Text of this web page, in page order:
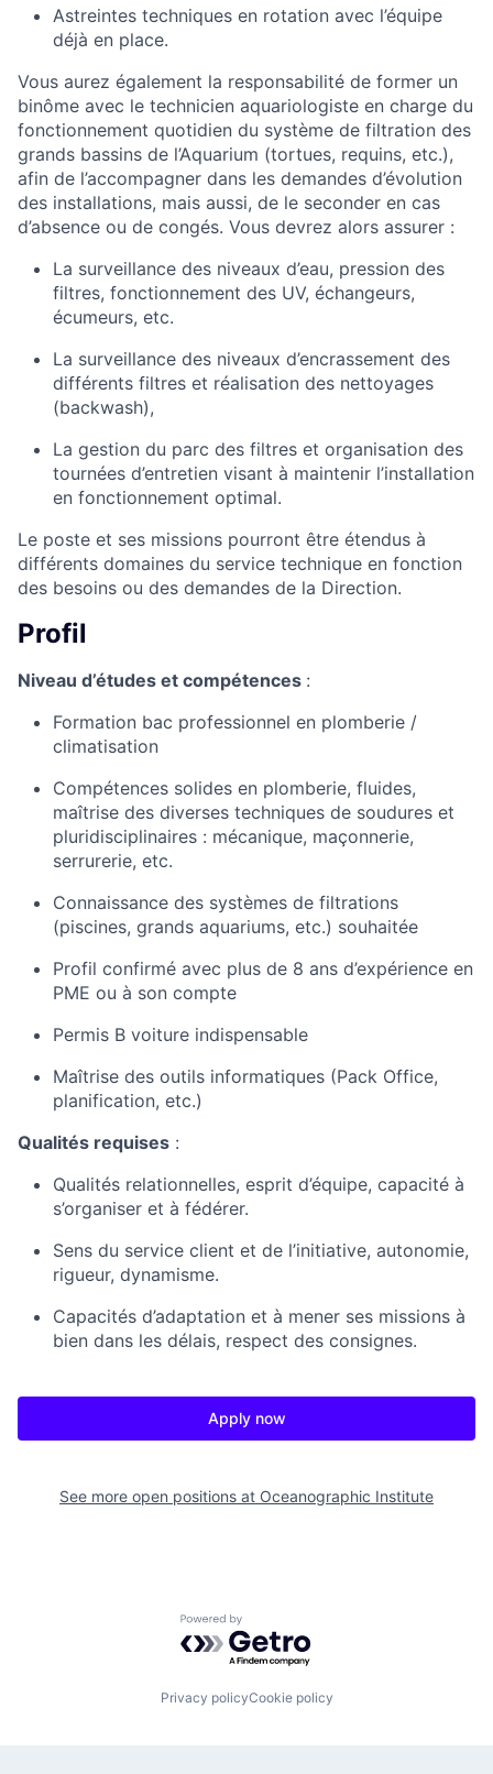
Astreintes techniques en rotation avec l’équipe
déjà en place.
Vous aurez également la responsabilité de former un
binôme avec le technicien aquariologiste en charge du
fonctionnement quotidien du système de filtration des
grands bassins de l’Aquarium (tortues, requins, etc.),
afin de l’accompagner dans les demandes d’évolution
des installations, mais aussi, de le seconder en cas
d’absence ou de congés. Vous devrez alors assurer :
La surveillance des niveaux d’eau, pression des
filtres, fonctionnement des UV, échangeurs,
écumeurs, etc.
La surveillance des niveaux d’encrassement des
différents filtres et réalisation des nettoyages
(backwash),
La gestion du parc des filtres et organisation des
tournées d’entretien visant à maintenir l’installation
en fonctionnement optimal.
Le poste et ses missions pourront être étendus à
différents domaines du service technique en fonction
des besoins ou des demandes de la Direction.
Profil
Niveau d’études et compétences :
Formation bac professionnel en plomberie /
climatisation
Compétences solides en plomberie, fluides,
maîtrise des diverses techniques de soudures et
pluridisciplinaires : mécanique, maçonnerie,
serrurerie, etc.
Connaissance des systèmes de filtrations
(piscines, grands aquariums, etc.) souhaitée
Profil confirmé avec plus de 8 ans d’expérience en
PME ou à son compte
Permis B voiture indispensable
Maîtrise des outils informatiques (Pack Office,
planification, etc.)
Qualités requises :
Qualités relationnelles, esprit d’équipe, capacité à
s’organiser et à fédérer.
Sens du service client et de l’initiative, autonomie,
rigueur, dynamisme.
Capacités d’adaptation et à mener ses missions à
bien dans les délais, respect des consignes.
Apply now
See more open positions at Oceanographic Institute
Powered by Getro.com
Privacy policyCookie policy